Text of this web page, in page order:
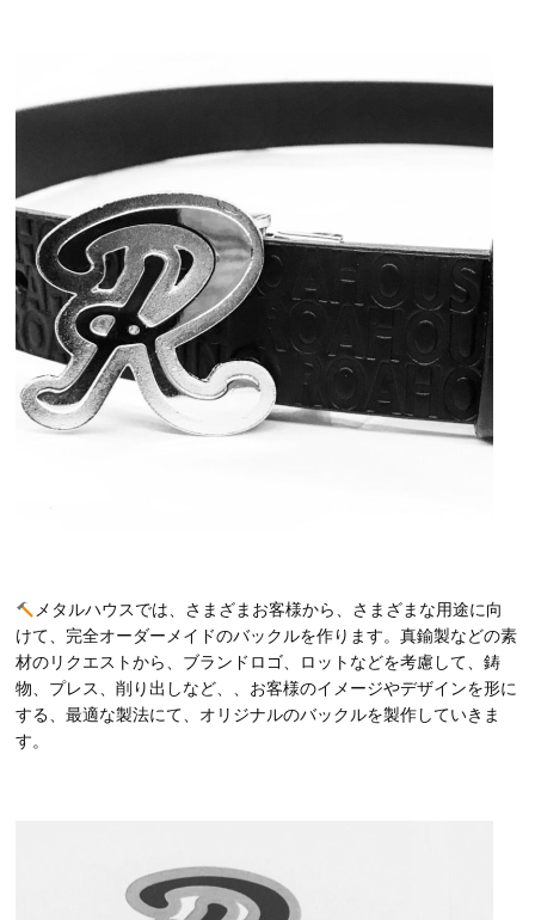
メタルハウスでは、さまざまお客様から、さまざまな用途に向
けて、完全オーダーメイドのバックルを作ります。真鍮製などの素
材のリクエストから、ブランドロゴ、ロットなどを考慮して、鋳
物、プレス、削り出しなど、、お客様のイメージやデザインを形に
する、最適な製法にて、オリジナルのバックルを製作していきま
す。